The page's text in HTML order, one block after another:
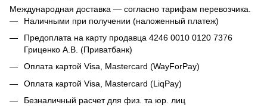
Международная доставка — согласно тарифам перевозчика.
Наличными при получении (наложенный платеж)
Предоплата на карту продавца 4246 0010 0120 7376
Гриценко А.В. (Приватбанк)
Оплата картой Visa, Mastercard (WayForPay)
Оплата картой Visa, Mastercard (LiqPay)
Безналичный расчет для физ. та юр. лиц